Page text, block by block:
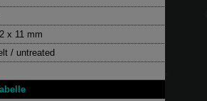
x 11 mm
/ untreated